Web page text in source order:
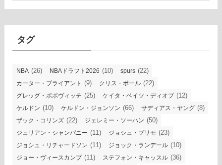
カ
イ
タグ
NBA (26) NBAドラフト2026 (10) spurs (22)
カーター・ブライアント (9) クリス・ポール (22)
グレッグ・ポポヴィッチ (25) ケイタ・ベイツ・ディオプ(12)
ケルドン (10) ケルドン・ジョンソン (66) サディアス・ヤング (8)
ザック・コリンズ (22) ジェレミー・ソーハン (50)
ジュリアン・シャンパニー (11) ジョシュ・プリモ (23)
ジョシュ・リチャードソン (11) ジョック・ランデール (10)
ジョー・ヴィースカンプ(11) ステフォン・キャッスル (36)